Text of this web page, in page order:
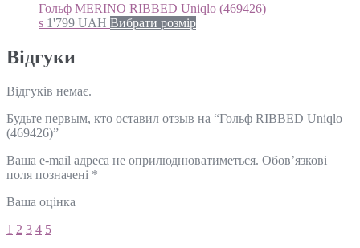
Гольф MERINO RIBBED Uniqlo (469426)
s 1'799 UAH Вибрати розмір
Відгуки
Відгуків немає.
Будьте первым, кто оставил отзыв на “Гольф RIBBED Uniqlo
(469426)”
Ваша e-mail адреса не оприлюднюватиметься. Обов’язкові
поля позначені *
Ваша оцінка
1 2 3 4 5